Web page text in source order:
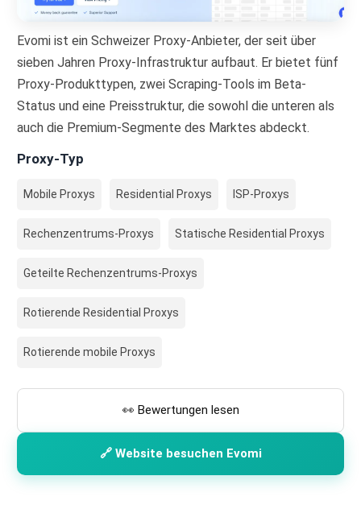
Evomi ist ein Schweizer Proxy-Anbieter, der seit über
sieben Jahren Proxy-Infrastruktur aufbaut. Er bietet fünf
Proxy-Produkttypen, zwei Scraping-Tools im Beta-
Status und eine Preisstruktur, die sowohl die unteren als
auch die Premium-Segmente des Marktes abdeckt.
Proxy-Typ
Mobile Proxys Residential Proxys ISP-Proxys
Rechenzentrums-Proxys Statische Residential Proxys
Geteilte Rechenzentrums-Proxys
Rotierende Residential Proxys
Rotierende mobile Proxys
👀 Bewertungen lesen
🔗 Website besuchen Evomi